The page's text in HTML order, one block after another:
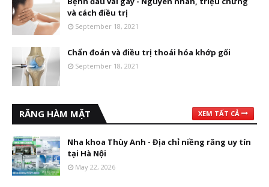
và cách điều trị
September 18, 2021
Chẩn đoán và điều trị thoái hóa khớp gối
September 18, 2021
RĂNG HÀM MẶT XEM TẤT CẢ
Nha khoa Thùy Anh - Địa chỉ niềng răng uy tín
tại Hà Nội
May 22, 2026